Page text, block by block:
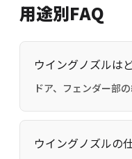
用途別FAQ
ウイングノズルは
ドア、フェンダー部
ウイングノズルの